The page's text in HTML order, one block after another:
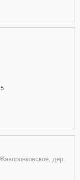
дер.